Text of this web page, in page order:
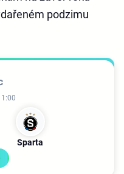
podzimu
Sparta